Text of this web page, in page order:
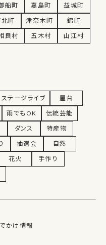
船町 嘉島町
益城町
町 津奈木町
錦町
良村 五木村
山江村
ステージライブ
屋台
雨でもOK
伝統芸能
ダンス
特産物
抽選会
自然
花火
手作り
かけ情報